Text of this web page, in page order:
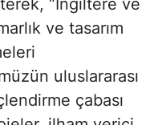
“İngiltere ve
ve tasarım
uluslararası
çabası